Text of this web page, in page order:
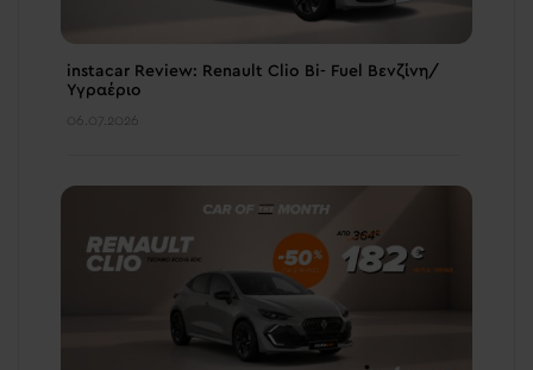
instacar Review: Renault Clio Bi- Fuel Βενζίνη/
Υγραέριο
06.07.2026